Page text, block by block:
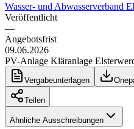
Wasser- und Abwasserverband
Veröffentlicht
—
Angebotsfrist
09.06.2026
PV-Anlage Kläranlage
Vergabeunterlagen
Teilen
Ähnliche Ausschreibungen